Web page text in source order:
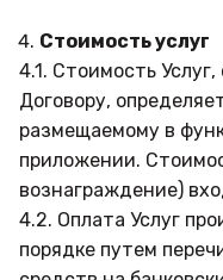
Стоимость услуг
4.1. Стоимость
Договору,
размещаемому в
приложении.
вознаграждение)
4.2. Оплата Услуг
порядке путем